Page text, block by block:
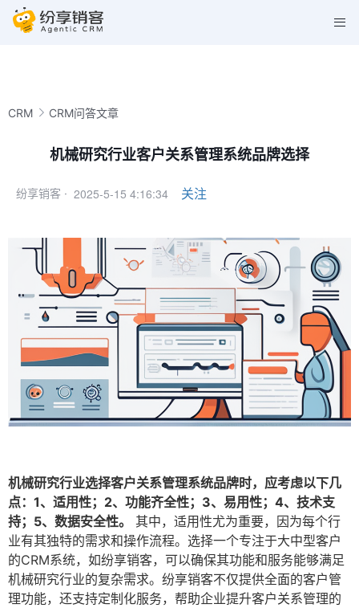
CRM CRM问答文章
机械研究行业客户关系管理系统品牌选择
纷享销客 · 2025-5-15 4:16:34 关注
机械研究行业选择客户关系管理系统品牌时，应考虑以下几
点：1、适用性；2、功能齐全性；3、易用性；4、技术支
持；5、数据安全性。
其中，适用性尤为重要，因为每个行
业有其独特的需求和操作流程。选择一个专注于大中型客户
的CRM系统，如纷享销客，可以确保其功能和服务能够满足
机械研究行业的复杂需求。纷享销客不仅提供全面的客户管
理功能，还支持定制化服务，帮助企业提升客户关系管理的